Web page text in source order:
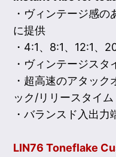
・ヴィンテージ感
に提供
・4:1、8:1、12:1、
・ヴィンテージス
・超高速のアタッ
ック/リリースタイム
・バランスド入出力
LIN76 Toneflake